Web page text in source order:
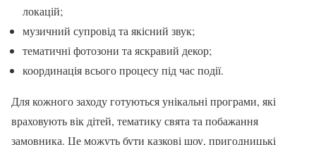
локацій;
музичний супровід та якісний звук;
тематичні фотозони та яскравий декор;
координація всього процесу під час події.
Для кожного заходу готуються унікальні програми, які
враховують вік дітей, тематику свята та побажання
замовника. Це можуть бути казкові шоу, пригодницькі